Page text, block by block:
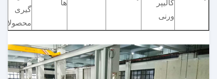
کالیپر
ورنی
ها
گیری
محصولات